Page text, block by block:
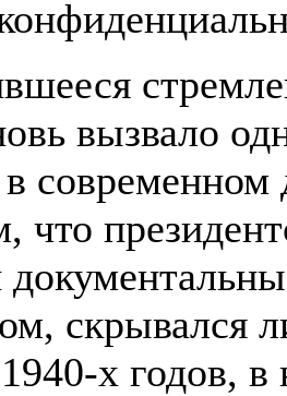
вызвало
современном
что
скрывался
х годов, в